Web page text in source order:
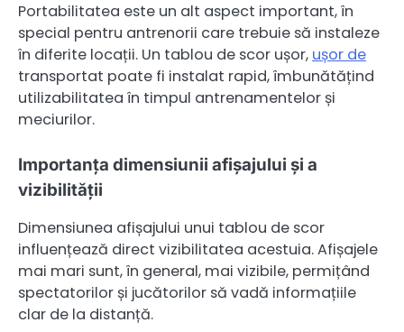
Portabilitatea este un alt aspect important, în
special pentru antrenorii care trebuie să instaleze
în diferite locații. Un tablou de scor ușor, ușor de
transportat poate fi instalat rapid, îmbunătățind
utilizabilitatea în timpul antrenamentelor și
meciurilor.
Importanța dimensiunii afișajului și a
vizibilității
Dimensiunea afișajului unui tablou de scor
influențează direct vizibilitatea acestuia. Afișajele
mai mari sunt, în general, mai vizibile, permițând
spectatorilor și jucătorilor să vadă informațiile
clar de la distanță.